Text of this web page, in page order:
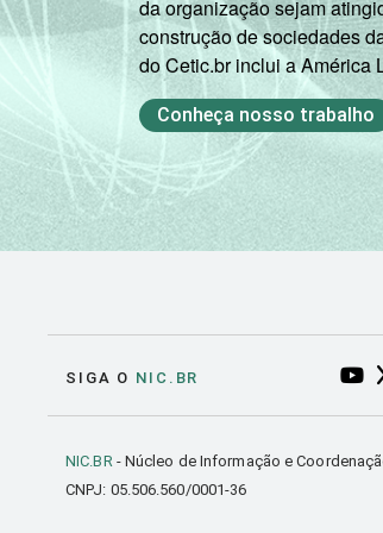
DOMICÍLIO COM
INTERNET
Fonte: CGI.br/
por crianças e
da organização sejam
construção de sociedades
do Cetic.br inclui a América
Conheça nosso trabalho
SIGA O NIC.BR
NIC.BR- Núcleo de Informação e
CNPJ: 05.506.560/0001-36